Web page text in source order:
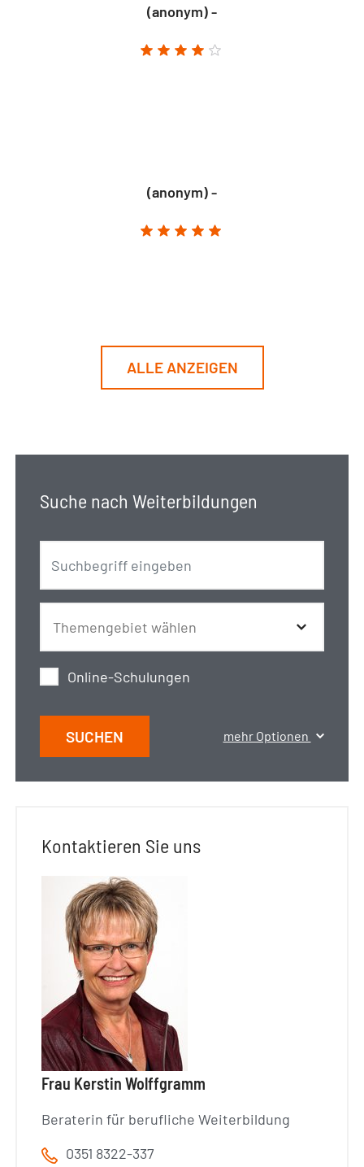
(anonym) -
(anonym) -
ALLE ANZEIGEN
Suche nach Weiterbildungen
Online-Schulungen
SUCHEN mehr Optionen
Kontaktieren Sie uns
Frau Kerstin Wolffgramm
Beraterin für berufliche Weiterbildung
0351 8322-337